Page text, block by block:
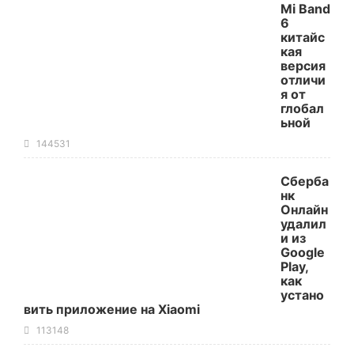
Mi Band
6
китайс
кая
версия
отличи
я от
глобал
ьной
144531
Сберба
нк
Онлайн
удалил
и из
Google
Play,
как
устано
вить приложение на Xiaomi
113148